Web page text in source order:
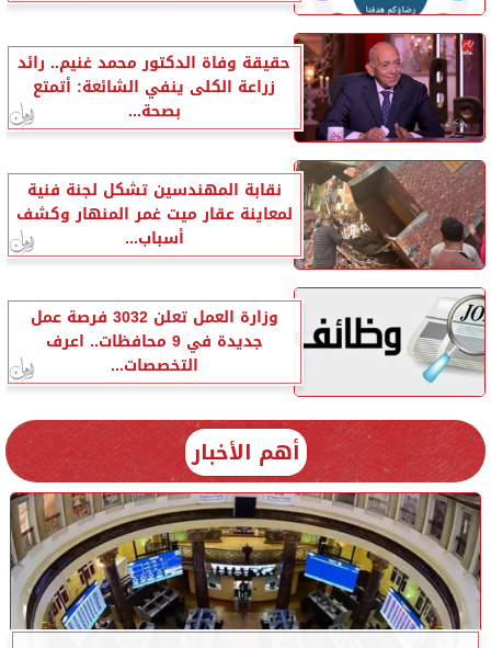
حقيقة وفاة الدكتور محمد غنيم.. رائد
زراعة الكلى ينفي الشائعة: أتمتع
بصحة...
نقابة المهندسين تشكل لجنة فنية
لمعاينة عقار ميت غمر المنهار وكشف
أسباب...
وزارة العمل تعلن 3032 فرصة عمل
جديدة في 9 محافظات.. اعرف
التخصصات...
أهم الأخبار